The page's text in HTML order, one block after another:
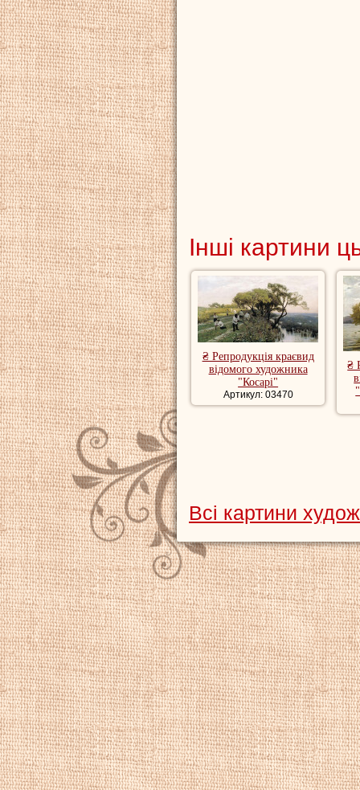
Інші картини
₴ Репродукція краєвид
відомого художника
"Косарі"
Артикул: 03470
₴
Всі картини